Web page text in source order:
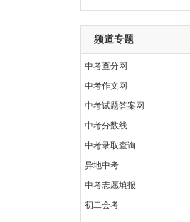
频道专题
中考查分网
中考作文网
中考试题答案网
中考分数线
中考录取查询
异地中考
中考志愿填报
初二会考